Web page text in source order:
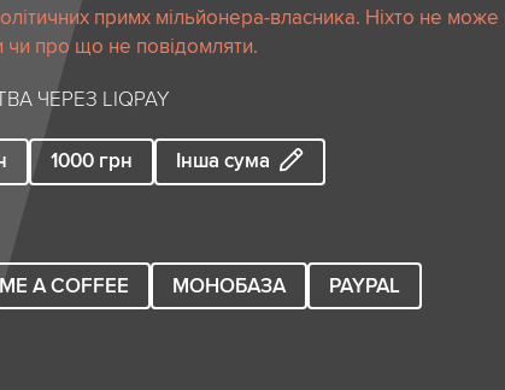
примх мільйонера-власника. Ніхто не може
чи про що не повідомляти.
ЧЕРЕЗ LIQPAY
1000 грн Інша сума
A COFFEE МОНОБАЗА PAYPAL